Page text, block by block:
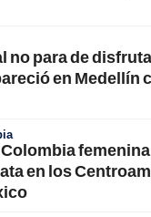
no para de
en Medellín
en los